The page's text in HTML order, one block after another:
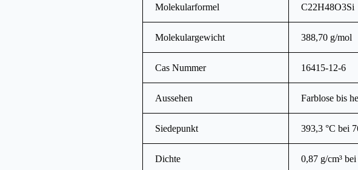
Molekularformel C22H48O3Si
Molekulargewicht 388,70 g/mol
Cas Nummer 16415-12-6
Aussehen Farblose bis
Siedepunkt 393,3 °C bei
Dichte 0,87 g/cm³ bei